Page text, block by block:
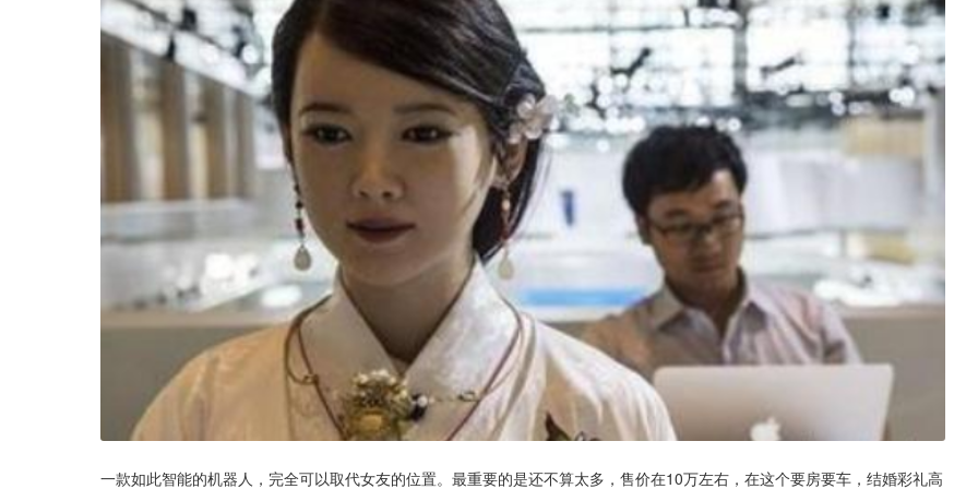
一款如此智能的机器人，完全可以取代女友的位置。最重要的是还不算太多，售价在10万左右，在这个要房要车，结婚彩礼高